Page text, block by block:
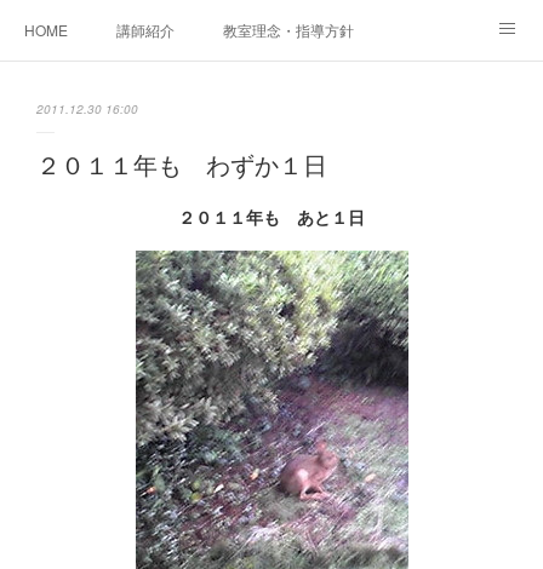
HOME 講師紹介 教室理念・指導方針
ご相談・体験レッスンお申し込み
アクセス 演奏スケジュール
2011.12.30 16:00
２０１１年も わずか１日
２０１１年も あと１日